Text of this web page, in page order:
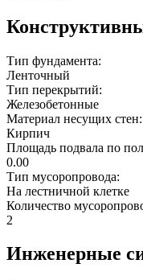
Тип фундамента:
Ленточный
Тип перекрытий:
Железобетонные
Материал несущих стен:
Кирпич
Площадь подвала по
0.00
Тип мусоропровода:
На лестничной клетке
Количество
2
Инженерные